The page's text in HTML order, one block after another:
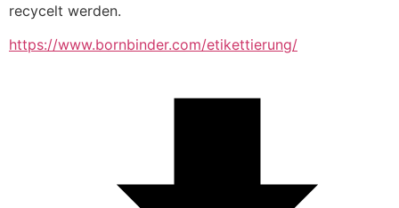
recycelt werden.
https://www.bornbinder.com/etikettierung/